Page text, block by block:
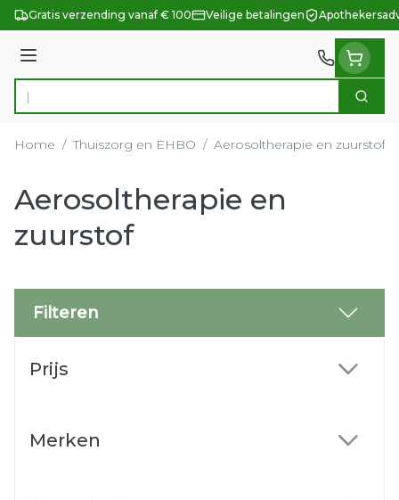
Ga naar de inhoud
Gratis verzending vanaf € 100 Veilige betalingen
Menu
Product, merk, categorie... Zoek
Home / Thuiszorg en EHBO / Aerosoltherapie en zuurstof
Aerosoltherapie en
zuurstof
Filteren
Prijs
Merken